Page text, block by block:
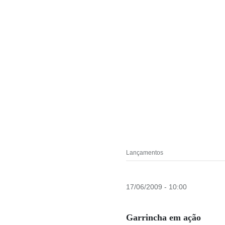
Lançamentos
17/06/2009 - 10:00
Garrincha em ação